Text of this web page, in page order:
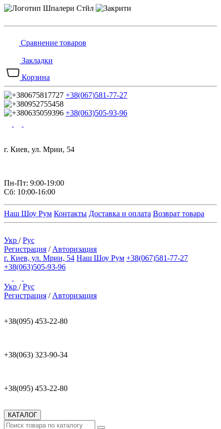
Сравнение товаров
Закладки
Корзина
+38(067)581-77-27
+38(063)505-93-96
г. Киев, ул. Мрии, 54
Пн-Пт: 9:00-19:00
Сб: 10:00-16:00
Наш Шоу Рум Контакты Доставка и оплата Возврат товара
Укр /Рус
Регистрация / Авторизация
г. Киев, ул. Мрии, 54 Наш Шоу Рум +38(067)581-77-27
+38(063)505-93-96
Укр /Рус
Регистрация / Авторизация
+38(095) 453-22-80
+38(063) 323-90-34
+38(095) 453-22-80
КАТАЛОГ